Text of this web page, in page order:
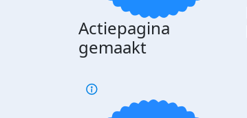
Actiepagina
gemaakt